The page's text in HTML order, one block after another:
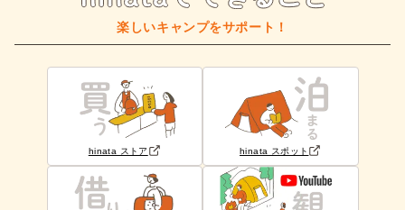
楽しいキャンプをサポート！
hinata ストア hinata スポット